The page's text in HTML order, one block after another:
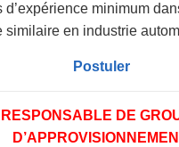
d’expérience minimum
similaire en industrie
Postuler
RESPONSABLE DE